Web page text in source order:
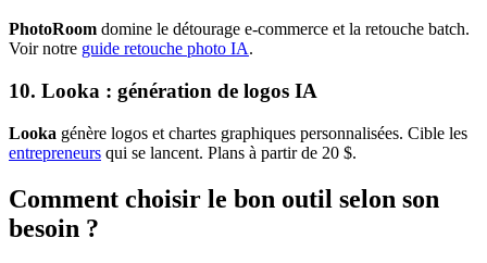
PhotoRoom domine le détourage e-commerce et la retouche batch.
Voir notre guide retouche photo IA.
10. Looka : génération de logos IA
Looka génère logos et chartes graphiques personnalisées. Cible les
entrepreneurs qui se lancent. Plans à partir de 20 $.
Comment choisir le bon outil selon son
besoin ?